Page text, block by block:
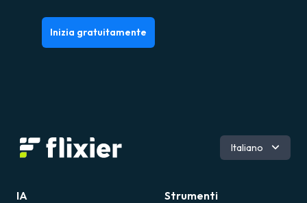
Inizia gratuitamente
Inglese
Portoghese
Italiano
IA Strumenti